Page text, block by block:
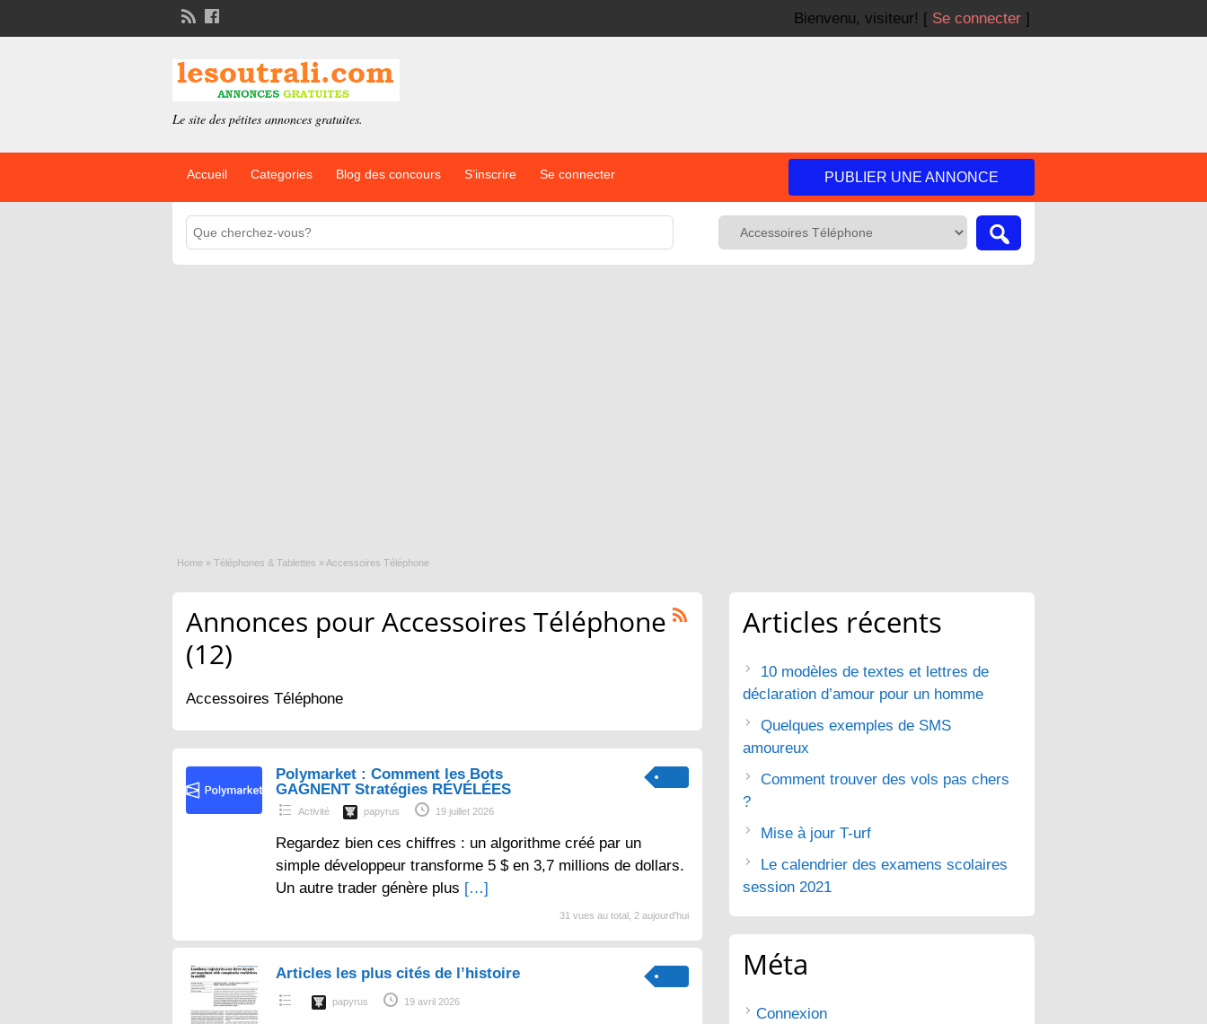
Bienvenu, visiteur! [ Se connecter ]
Le site des pétites annonces gratuites.
Accueil Categories Blog des concours S’inscrire Se connecter PUBLIER UNE ANNONCE
Home » Téléphones & Tablettes » Accessoires Téléphone
Annonces pour Accessoires Téléphone
(12)
Accessoires Téléphone
Polymarket : Comment les Bots
GAGNENT Stratégies RÉVÉLÉES
Activité papyrus 19 juillet 2026
Regardez bien ces chiffres : un algorithme créé par un
simple développeur transforme 5 $ en 3,7 millions de dollars.
Un autre trader génère plus […]
31 vues au total, 2 aujourd'hui
Articles les plus cités de l’histoire
papyrus 19 avril 2026
Articles récents
10 modèles de textes et lettres de
déclaration d’amour pour un homme
Quelques exemples de SMS
amoureux
Comment trouver des vols pas chers
?
Mise à jour T-urf
Le calendrier des examens scolaires
session 2021
Méta
Connexion